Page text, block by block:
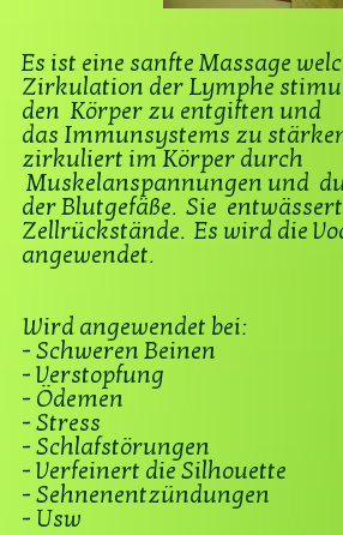
Es ist eine sanfte Massage
Zirkulation der Lymphe
den Körper zu entgiften und
das Immunsystems zu
zirkuliert im Körper durch
Muskelanspannungen und
der Blutgefäße. Sie
Zellrückstände. Es wird die
angewendet.
Wird angewendet bei:
- Schweren Beinen
- Verstopfung
- Ödemen
- Stress
- Schlafstörungen
- Verfeinert die Silhouette
- Sehnenentzündungen
- Usw